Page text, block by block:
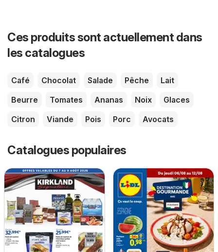
Ces produits sont actuellement dans
les catalogues
Café Chocolat Salade Pêche
Lait
Beurre
Tomates Ananas Noix
Glaces
Citron
Viande Pois Porc Avocats
Catalogues populaires